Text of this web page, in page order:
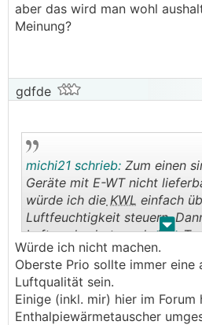
aber das wird man wohl
Meinung?
gdfde
. .
michi21 schrieb: Zum einen
Geräte mit E-WT nicht
würde ich die KWL einfach
Luftfeuchtigkeit steuern.
Luftwechselrate an kalten
gering, aber das wird man
ist da eure Meinung?
Würde ich nicht machen.
Oberste Prio sollte immer eine
Luftqualität sein.
Einige (inkl. mir) hier im Forum
Enthalpiewärmetauscher